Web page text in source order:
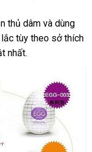
thủ dâm cung
cấp
và dùng
lắc tùy theo sở thích
nhất.